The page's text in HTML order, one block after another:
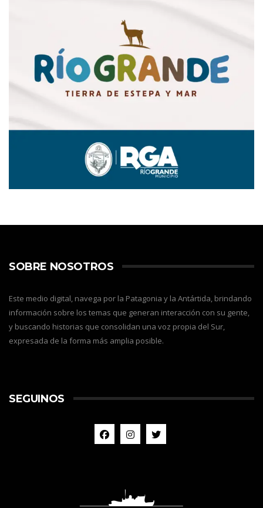
SOBRE NOSOTROS
Este medio digital, navega por la Patagonia y la Antártida, brindando
información sobre los temas que generan interacción con su gente,
y buscando historias que consolidan una voz propia del Sur,
expresada de la forma más amplia posible.
SEGUINOS